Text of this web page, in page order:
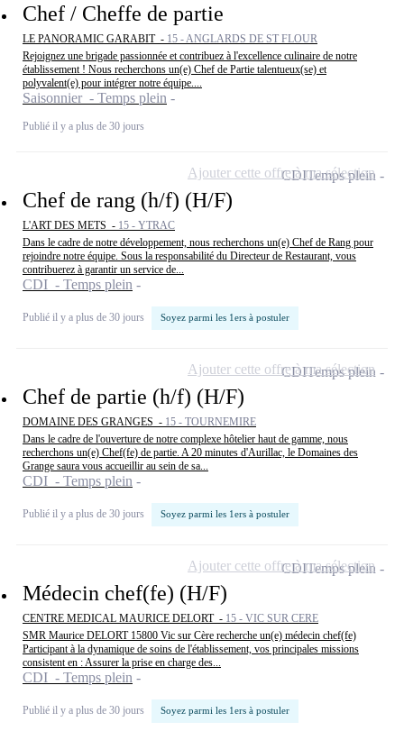
Chef / Cheffe de partie
LE PANORAMIC GARABIT - 15 - ANGLARDS DE ST FLOUR
Rejoignez une brigade passionnée et contribuez à l'excellence culinaire de notre
établissement ! Nous recherchons un(e) Chef de Partie talentueux(se) et
polyvalent(e) pour intégrer notre équipe....
Saisonnier - Temps plein
Publié il y a plus de 30 jours
Chef de rang (h/f) (H/F)
L'ART DES METS - 15 - YTRAC
Dans le cadre de notre développement, nous recherchons un(e) Chef de Rang pour
rejoindre notre équipe. Sous la responsabilité du Directeur de Restaurant, vous
contribuerez à garantir un service de...
CDI - Temps plein
Publié il y a plus de 30 jours Soyez parmi les 1ers à postuler
CDITemps plein
Ajouter cette offre à ma sélection
Chef de partie (h/f) (H/F)
DOMAINE DES GRANGES - 15 - TOURNEMIRE
Dans le cadre de l'ouverture de notre complexe hôtelier haut de gamme, nous
recherchons un(e) Chef(fe) de partie. A 20 minutes d'Aurillac, le Domaines des
Grange saura vous accueillir au sein de sa...
CDI - Temps plein
Publié il y a plus de 30 jours Soyez parmi les 1ers à postuler
CDITemps plein
Ajouter cette offre à ma sélection
Médecin chef(fe) (H/F)
CENTRE MEDICAL MAURICE DELORT - 15 - VIC SUR CERE
SMR Maurice DELORT 15800 Vic sur Cère recherche un(e) médecin chef(fe)
Participant à la dynamique de soins de l'établissement, vos principales missions
consistent en : Assurer la prise en charge des...
CDI - Temps plein
Publié il y a plus de 30 jours Soyez parmi les 1ers à postuler
CDITemps plein
Ajouter cette offre à ma sélection